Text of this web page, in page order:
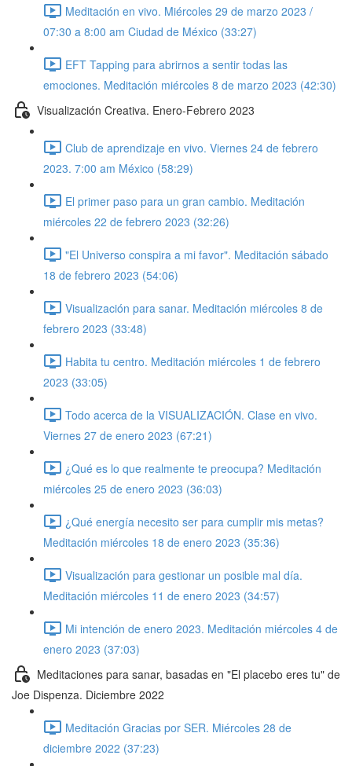
Meditación en vivo. Miércoles 29 de marzo 2023 /
07:30 a 8:00 am Ciudad de México (33:27)
EFT Tapping para abrirnos a sentir todas las
emociones. Meditación miércoles 8 de marzo 2023 (42:30)
Visualización Creativa. Enero-Febrero 2023
Club de aprendizaje en vivo. Viernes 24 de febrero
2023. 7:00 am México (58:29)
El primer paso para un gran cambio. Meditación
miércoles 22 de febrero 2023 (32:26)
"El Universo conspira a mi favor". Meditación sábado
18 de febrero 2023 (54:06)
Visualización para sanar. Meditación miércoles 8 de
febrero 2023 (33:48)
Habita tu centro. Meditación miércoles 1 de febrero
2023 (33:05)
Todo acerca de la VISUALIZACIÓN. Clase en vivo.
Viernes 27 de enero 2023 (67:21)
¿Qué es lo que realmente te preocupa? Meditación
miércoles 25 de enero 2023 (36:03)
¿Qué energía necesito ser para cumplir mis metas?
Meditación miércoles 18 de enero 2023 (35:36)
Visualización para gestionar un posible mal día.
Meditación miércoles 11 de enero 2023 (34:57)
Mi intención de enero 2023. Meditación miércoles 4 de
enero 2023 (37:03)
Meditaciones para sanar, basadas en "El placebo eres tu" de
Joe Dispenza. Diciembre 2022
Meditación Gracias por SER. Miércoles 28 de
diciembre 2022 (37:23)